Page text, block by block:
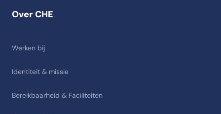
Over CHE
Werken bij
Identiteit & missie
Bereikbaarheid & Faciliteiten